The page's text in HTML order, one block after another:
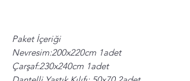
Paket İçeriği
Nevresim:200x220cm 1adet
Çarşaf:230x240cm 1adet